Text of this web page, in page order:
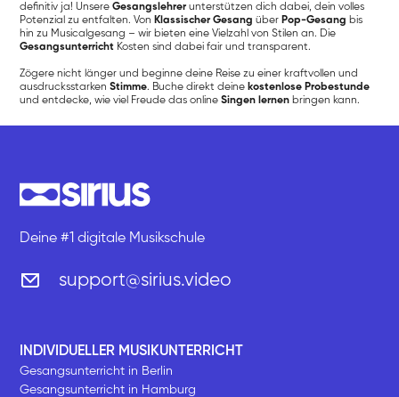
definitiv ja! UnsereGesangslehrer unterstützen dich dabei, dein volles
Potenzial zu entfalten. Von Klassischer Gesang über Pop-Gesang bis
hin zu Musicalgesang – wir bieten eine Vielzahl von Stilen an. Die
Gesangsunterricht Kosten sind dabei fair und transparent.
Zögere nicht länger und beginne deine Reise zu einer kraftvollen und
ausdrucksstarkenStimme. Buche direkt deine kostenlose Probestunde
und entdecke, wie viel Freude das onlineSingen lernen bringen kann.
Deine #1 digitale Musikschule
support@sirius.video
INDIVIDUELLER MUSIKUNTERRICHT
Gesangsunterricht in Berlin
Gesangsunterricht in Hamburg